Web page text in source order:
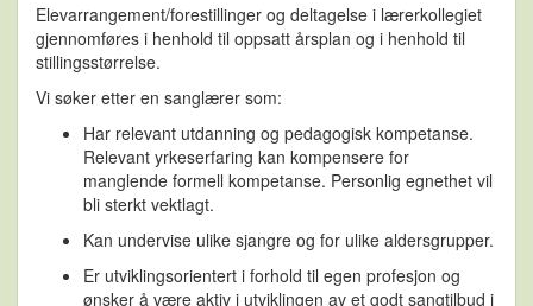
Elevarrangement/forestillinger og deltagelse i lærerkollegiet
gjennomføres i henhold til oppsatt årsplan og i henhold til
stillingsstørrelse.
Vi søker etter en sanglærer som:
Har relevant utdanning og pedagogisk kompetanse.
Relevant yrkeserfaring kan kompensere for
manglende formell kompetanse. Personlig egnethet vil
bli sterkt vektlagt.
Kan undervise ulike sjangre og for ulike aldersgrupper.
Er utviklingsorientert i forhold til egen profesjon og
ønsker å være aktiv i utviklingen av et godt sangtilbud i